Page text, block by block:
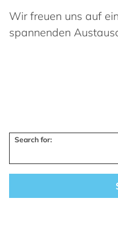
Wir freuen uns auf
spannenden
Search for: